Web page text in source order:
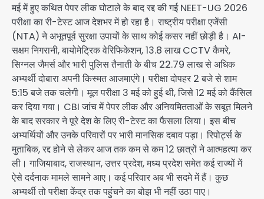
मई में हुए कथित पेपर लीक घोटाले के बाद रद्द की गई NEET-UG 2026
परीक्षा का री-टेस्ट आज देशभर में हो रहा है। राष्ट्रीय परीक्षा एजेंसी
(NTA) ने अभूतपूर्व सुरक्षा उपायों के साथ कोई कसर नहीं छोड़ी है। AI-
सक्षम निगरानी, बायोमेट्रिक वेरिफिकेशन, 13.8 लाख CCTV कैमरे,
सिग्नल जैमर्स और भारी पुलिस तैनाती के बीच 22.79 लाख से अधिक
अभ्यर्थी दोबारा अपनी किस्मत आजमाएंगे। परीक्षा दोपहर 2 बजे से शाम
5:15 बजे तक चलेगी। मूल परीक्षा 3 मई को हुई थी, जिसे 12 मई को कैंसिल
कर दिया गया। CBI जांच में पेपर लीक और अनियमितताओं के सबूत मिलने
के बाद सरकार ने पूरे देश के लिए री-टेस्ट का फैसला लिया। इस बीच
अभ्यर्थियों और उनके परिवारों पर भारी मानसिक दबाव पड़ा। रिपोर्ट्स के
मुताबिक, रद्द होने से लेकर आज तक कम से कम 12 छात्रों ने आत्महत्या कर
ली। गाजियाबाद, राजस्थान, उत्तर प्रदेश, मध्य प्रदेश समेत कई राज्यों में
ऐसे दर्दनाक मामले सामने आए। कई परिवार अब भी सदमे में हैं। कुछ
अभ्यर्थी तो परीक्षा केंद्र तक पहुंचने का बोझ भी नहीं उठा पाए।